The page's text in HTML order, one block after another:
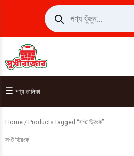
Products
search
☰ পণ্য তালিকা
Home / Products tagged “সপ্ট ড্রিংক”
সপ্ট ড্রিংক